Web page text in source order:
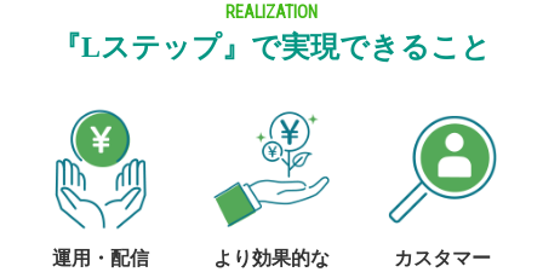
REALIZATION
『Lステップ』で実現できること
運用・配信
より効果的な
カスタマー